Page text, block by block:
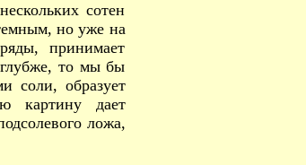
сотен
но уже на
принимает
глубже, то мы бы
соли, образует
картину дает
ложа,